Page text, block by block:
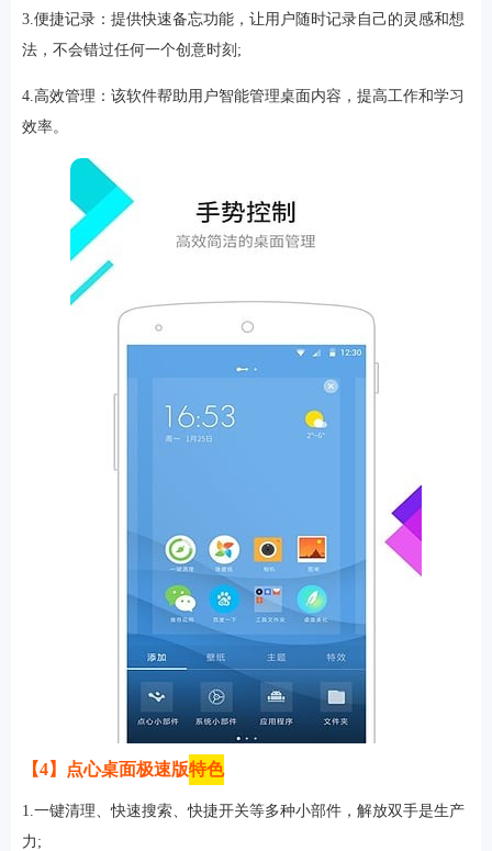
3.便捷记录：提供快速备忘功能，让用户随时记录自己的灵感和想
法，不会错过任何一个创意时刻;
4.高效管理：该软件帮助用户智能管理桌面内容，提高工作和学习
效率。
【4】点心桌面极速版特色
1.一键清理、快速搜索、快捷开关等多种小部件，解放双手是生产
力;